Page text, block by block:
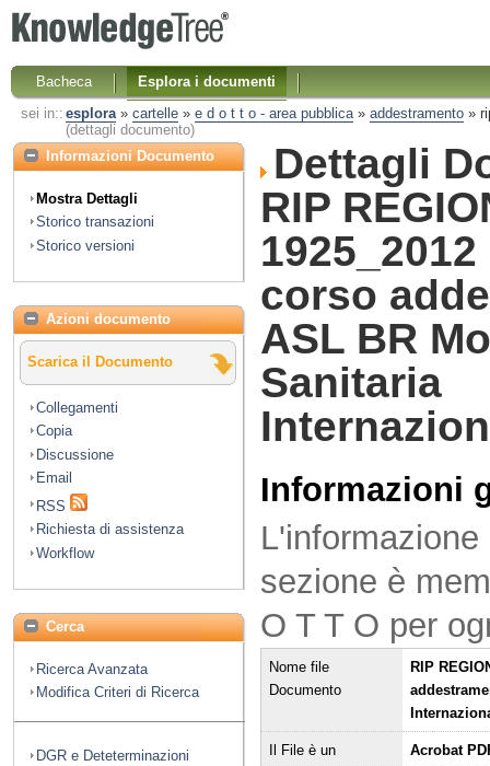
Bacheca
Esplora i documenti
sei in:: esplora» cartelle» e d o t t o - area pubblica» addestramento»
(dettagli documento)
Informazioni Documento
Mostra Dettagli
Storico transazioni
Storico versioni
Azioni documento
Scarica il Documento
Collegamenti
Copia
Discussione
Email
RSS
Richiesta di assistenza
Workflow
Cerca
Ricerca Avanzata
Modifica Criteri di Ricerca
DGR e Deteterminazioni
Dettagli
RIP
corso
ASL BR
Sanitaria
Informazioni
sezione è
O T T O per
Nome file
Documento
RIP
Il File è un Acrobat